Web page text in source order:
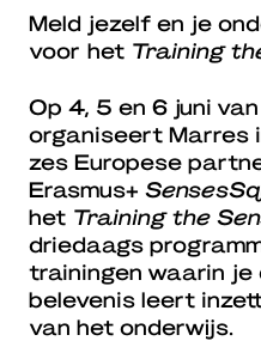
Meld jezelf en je
voor het Training
Op 4, 5 en 6 juni
organiseert Marres
zes Europese
Erasmus+
het Training the
driedaags
trainingen waarin je
belevenis leert
van het onderwijs.